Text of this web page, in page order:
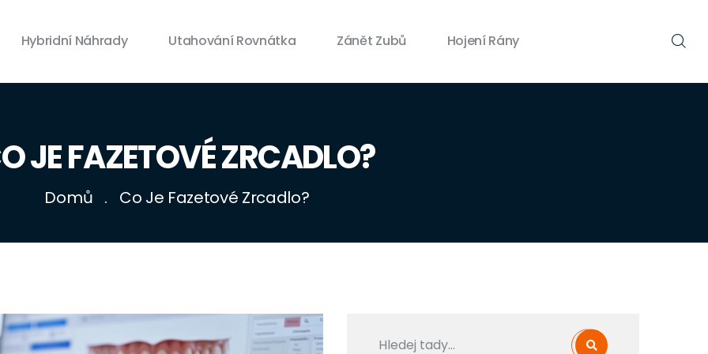
Hybridní Náhrady Utahování Rovnátka Zánět Zubů Hojení Rány
JE FAZETOVÉ ZRCADLO?
Domů Co Je Fazetové Zrcadlo?